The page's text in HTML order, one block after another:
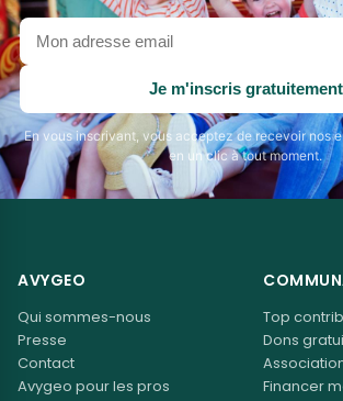
Votre
adresse
email
Je m'inscris gratuitement
En vous inscrivant, vous acceptez de recevoir nos
en un clic à tout moment.
AVYGEO
Qui sommes-nous
Presse
Contact
Avygeo pour les pros
Top
Dons
Financer